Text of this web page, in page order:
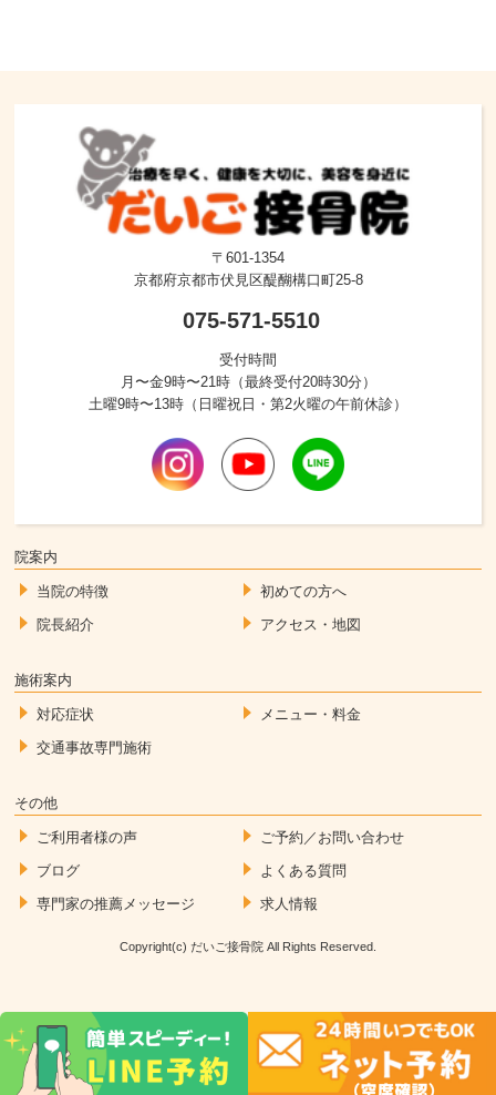
〒601-1354
京都府京都市伏見区醍醐構口町25-8
075-571-5510
受付時間
月〜金9時〜21時（最終受付20時30分）
土曜9時〜13時（日曜祝日・第2火曜の午前休診）
院案内
当院の特徴
初めての方へ
院長紹介
アクセス・地図
施術案内
対応症状
メニュー・料金
交通事故専門施術
その他
ご利用者様の声
ご予約／お問い合わせ
ブログ
よくある質問
専門家の推薦メッセージ
求人情報
Copyright(c) だいご接骨院 All Rights Reserved.